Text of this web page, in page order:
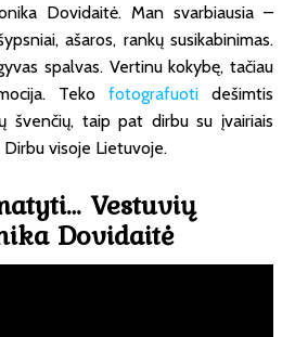
Dovidaitė. Man svarbiausia –
ašaros, rankų susikabinimas.
spalvas. Vertinu kokybę, tačiau
Teko fotografuoti dešimtis
švenčių, taip pat dirbu su įvairiais
visoje Lietuvoje.
Vestuvių
Dovidaitė